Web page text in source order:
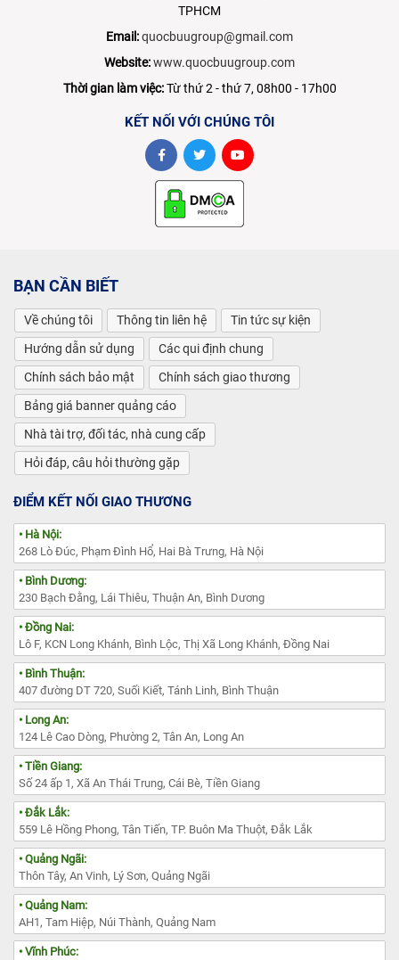
TPHCM
Email:quocbuugroup@gmail.com
Website:www.quocbuugroup.com
Thời gian làm việc:Từ thứ 2 - thứ 7, 08h00 - 17h00
KẾT NỐI VỚI CHÚNG TÔI
BẠN CẦN BIẾT
Về chúng tôi Thông tin liên hệ
Tin tức sự kiện
Hướng dẫn sử dụng
Các qui định chung
Chính sách bảo mật
Chính sách giao thương
Bảng giá banner quảng cáo
Nhà tài trợ, đối tác, nhà cung cấp
Hỏi đáp, câu hỏi thường gặp
ĐIỂM KẾT NỐI GIAO THƯƠNG
• Hà Nội:
268 Lò Đúc, Phạm Đình Hổ, Hai Bà Trưng, Hà Nội
• Bình Dương:
230 Bạch Đằng, Lái Thiêu, Thuận An, Bình Dương
• Đồng Nai:
Lô F, KCN Long Khánh, Bình Lộc, Thị Xã Long Khánh, Đồng Nai
• Bình Thuận:
407 đường DT 720, Suối Kiết, Tánh Linh, Bình Thuận
• Long An:
124 Lê Cao Dòng, Phường 2, Tân An, Long An
• Tiền Giang:
Số 24 ấp 1, Xã An Thái Trung, Cái Bè, Tiền Giang
• Đắk Lắk:
559 Lê Hồng Phong, Tân Tiến, TP. Buôn Ma Thuột, Đắk Lắk
• Quảng Ngãi:
Thôn Tây, An Vinh, Lý Sơn, Quảng Ngãi
• Quảng Nam:
AH1, Tam Hiệp, Núi Thành, Quảng Nam
• Vĩnh Phúc: